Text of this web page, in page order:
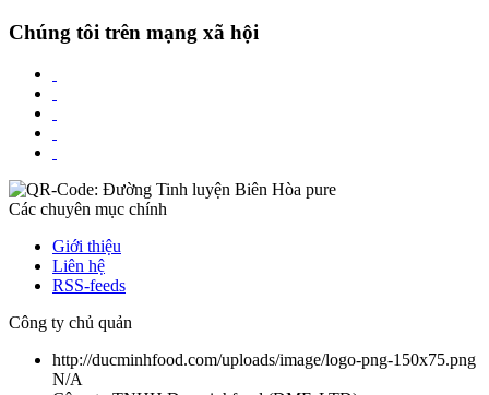
Chúng tôi trên mạng xã hội
Các chuyên mục chính
Giới thiệu
Liên hệ
RSS-feeds
Công ty chủ quản
http://ducminhfood.com/uploads/image/logo-png-150x75.png
N/A